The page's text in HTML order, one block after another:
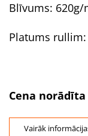
Blīvums: 620g/
Platums rullim:
Cena
Vairāk